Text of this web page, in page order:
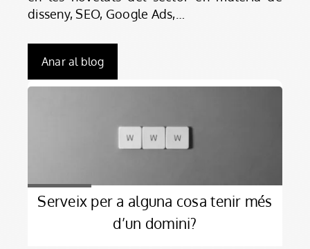
disseny, SEO, Google Ads,…
Anar al blog
Serveix per a alguna cosa tenir més
d’un domini?